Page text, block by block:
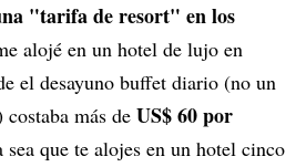
"tarifa de resort" en los
alojé en un hotel de lujo en
el desayuno buffet diario (no un
más de US$ 60 por
sea que te alojes en un hotel cinco